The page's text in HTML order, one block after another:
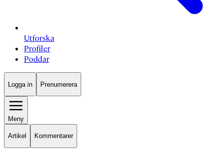
Utforska
Profiler
Poddar
Logga in Prenumerera
Meny
Artikel Kommentarer